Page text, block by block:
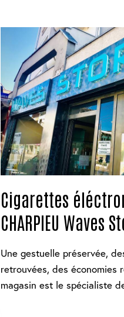
Cigarettes
CHARPIEU Waves
Une gestuelle préservée,
retrouvées, des économies
magasin est le spécialiste